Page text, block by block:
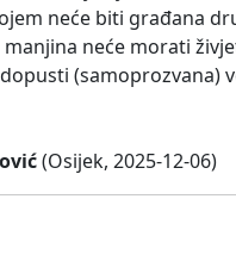
neće biti građana
neće morati
(samoprozvana)
(Osijek, 2025-12-06)